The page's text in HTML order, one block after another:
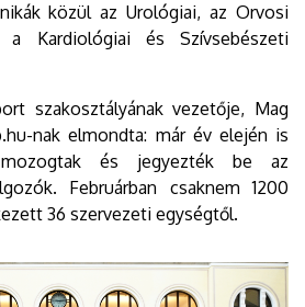
közül az Urológiai, az Orvosi
a Kardiológiai és Szívsebészeti
szakosztályának vezetője, Mag
nak elmondta: már év elején is
és jegyezték be az
Februárban csaknem 1200
36 szervezeti egységtől.